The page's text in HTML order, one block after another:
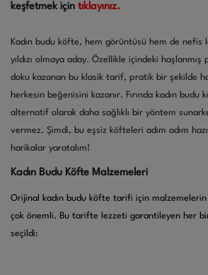
keşfetmek için tıklayınız.
Kadın budu köfte, hem görüntüsü hem de nefis
yıldızı olmaya aday. Özellikle içindeki
doku kazanan bu klasik tarif, pratik bir şekilde
herkesin beğenisini kazanır. Fırında kadın
alternatif olarak daha sağlıklı bir yöntem
vermez. Şimdi, bu eşsiz köfteleri adım adım
harikalar yaratalım!
Kadın Budu Köfte Malzemeleri
Orijinal kadın budu köfte tarifi için
çok önemli. Bu tarifte lezzeti garantileyen her
seçildi: